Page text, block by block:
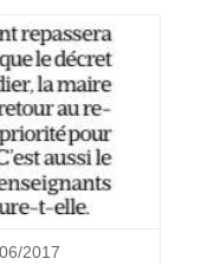
2017